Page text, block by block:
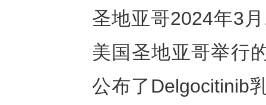
圣地亚哥2024年3
美国圣地亚哥举行
公布了Delgocitinib